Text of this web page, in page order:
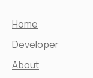
Home
Developer
About